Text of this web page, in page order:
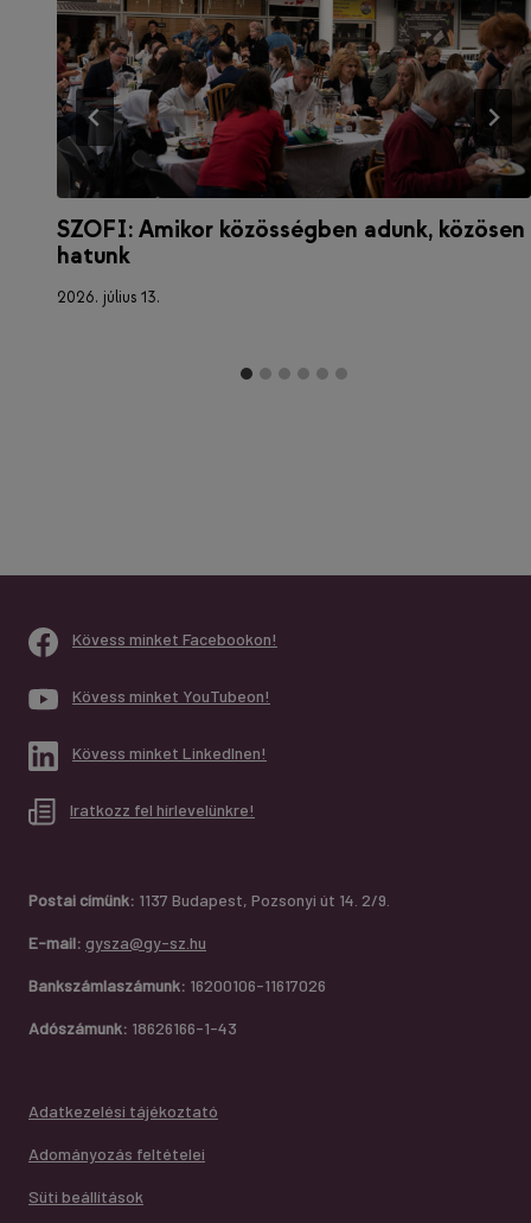
SZOFI: Amikor közösségben adunk, közösen
hatunk
2026. július 13.
Kövess minket Facebookon!
Kövess minket YouTubeon!
Kövess minket LinkedInen!
Iratkozz fel hírlevelünkre!
Postai címünk: 1137 Budapest, Pozsonyi út 14. 2/9.
E-mail: gysza@gy-sz.hu
Bankszámlaszámunk: 16200106-11617026
Adószámunk: 18626166-1-43
Adatkezelési tájékoztató
Adományozás feltételei
Süti beállítások